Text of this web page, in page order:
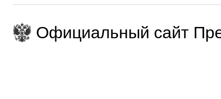
Официальный сайт